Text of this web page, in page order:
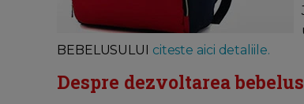
BEBELUSULUI citeste aici detaliile.
Despre dezvoltarea